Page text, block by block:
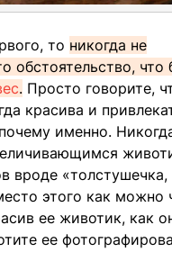
то никогда не
обстоятельство, что
. Просто говорите,
красива и
именно.
вроде «толстушечка,
этого как можно
ее животик, как
ее